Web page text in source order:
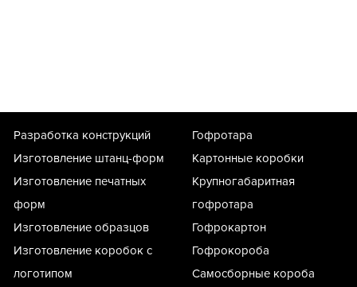
Разработка конструкций
Изготовление штанц-форм
Изготовление печатных
форм
Изготовление образцов
Изготовление коробок с
логотипом
Гофротара
Картонные коробки
Крупногабаритная
гофротара
Гофрокартон
Гофрокороба
Самосборные короба